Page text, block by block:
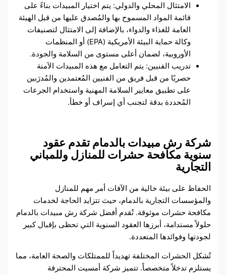
الامتثال المحلي والدولي: يتم اختيار المبيدات بناءً على
قائمة المواد المسموح بها والمُصدق عليها من قبل الهيئة
العامة للغذاء والدواء، بالإضافة إلى الامتثال لتصنيفات
وكالة حماية البيئة الأمريكية (EPA) أو المنظمات
الأوروبية، لضمان أعلى مستوى من السلامة والجودة.
تدريب الفنيين: يتم التعامل مع هذه المبيدات الآمنة
حصريًا من قبل فريق من الفنيين المُعتمدين والمُدرَبين
على تطبيق معايير السلامة المهنية واستخدام الجرعات
المُحددة بدقة لتجنب أي إسراف أو خطأ.
شركة رش مبيدات بالدمام تقدم عقود
سنوية مكافحة حشرات للمنازل وللمباني
التجارية
الحفاظ على بيئة خالية من الآفات أمر مهم للمنازل
والمؤسسات التجارية بالدمام، حيث تتزايد الحاجة لخدمات
مكافحة حشرات موثوقة. تُقدم أفضل شركة رش مبيدات بالدمام
حلولاً مستدامة، أبرزها العقود السنوية التي تحظى بإقبال كبير
لجودتها وفوائدها المتعددة.
تُشكل الحشرات المختلفة تهديداً للممتلكات والصحة العامة، مما
يستلزم تدخلاً متخصصاً. تتميز شركة أمسيت المحترفة